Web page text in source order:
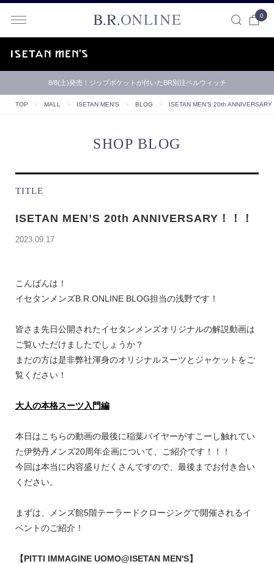
0
8/8(土)発売！ジップポケットが付いたBR別注ベルウィッチ
TOP ＞ MALL ＞ ISETAN MEN'S ＞ BLOG ＞ ISETAN MEN’S 20th ANNIVERSARY
SHOP BLOG
TITLE
ISETAN MEN’S 20th ANNIVERSARY！！！
2023.09.17
こんばんは！
イセタンメンズB.R.ONLINE BLOG担当の浅野です！
皆さま先日公開されたイセタンメンズオリジナルの解説動画は
ご覧いただけましたでしょうか？
まだの方は是非弊社渾身のオリジナルスーツとジャケットをご
覧ください！
大人の本格スーツ入門編
本日はこちらの動画の最後に稲葉バイヤーがすこーし触れてい
た伊勢丹メンズ20周年企画について、ご紹介です！！！
今回は本当に内容盛りだくさんですので、最後までお付き合い
ください。
まずは、メンズ館5階テーラードクロージングで開催されるイ
ベントのご紹介！
【PITTI IMMAGINE UOMO@ISETAN MEN'S】